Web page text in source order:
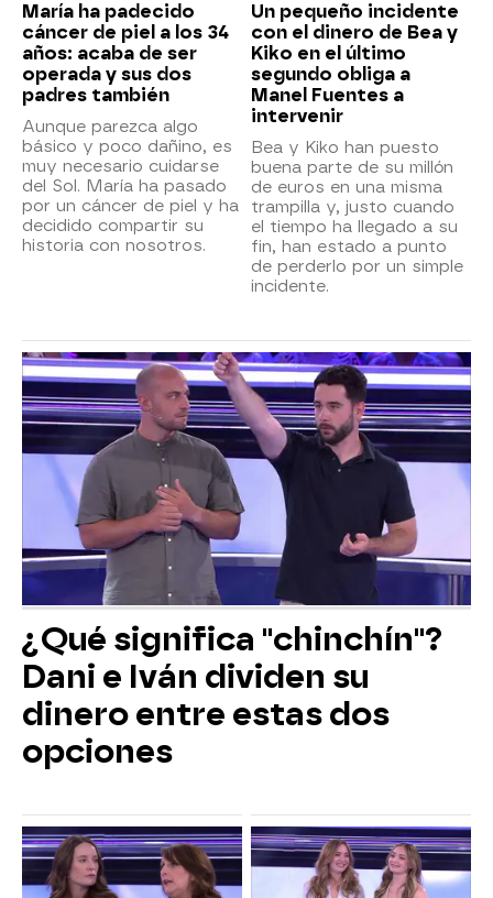
María ha padecido
cáncer de piel a los 34
años: acaba de ser
operada y sus dos
padres también
Aunque parezca algo
básico y poco dañino, es
muy necesario cuidarse
del Sol. María ha pasado
por un cáncer de piel y ha
decidido compartir su
historia con nosotros.
Un pequeño incidente
con el dinero de Bea y
Kiko en el último
segundo obliga a
Manel Fuentes a
intervenir
Bea y Kiko han puesto
buena parte de su millón
de euros en una misma
trampilla y, justo cuando
el tiempo ha llegado a su
fin, han estado a punto
de perderlo por un simple
incidente.
¿Qué significa "chinchín"?
Dani e Iván dividen su
dinero entre estas dos
opciones